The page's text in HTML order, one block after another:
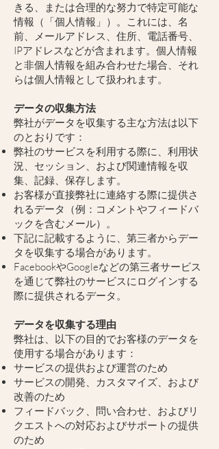
きる、または合理的な努力で特定可能な
情報（「個人情報」）。これには、名
前、メールアドレス、住所、電話番号、
IPアドレスなどが含まれます。個人情報
と非個人情報を組み合わせた場合、それ
らは個人情報として扱われます。
データの収集方法
弊社がデータを収集する主な方法は以下
のとおりです：
弊社のサービスを利用する際に、利用状
況、セッション、および関連情報を収
集、記録、保存します。
お客様が直接弊社に連絡する際に提供さ
れるデータ（例：コメントやフィードバ
ックを含むメール）。
下記に記載するように、第三者からデー
タを収集する場合があります。
FacebookやGoogleなどの第三者サービス
を通じて弊社のサービスにログインする
際に提供されるデータ。
データを収集する理由
弊社は、以下の目的でお客様のデータを
使用する場合があります：
サービスの提供および運営のため
サービスの開発、カスタマイズ、および
改善のため
フィードバック、問い合わせ、およびリ
クエストへの対応およびサポートの提供
のため